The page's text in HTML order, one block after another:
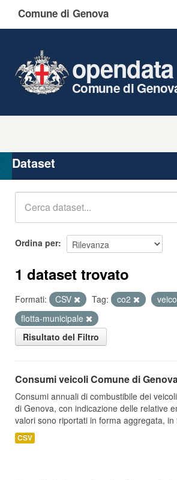
Comune di Genova
opendata
Comune di
Organizzazioni
Gruppi
Dataset
Ordina per
1 dataset trovato
Formati: CSV Tag: co2
flotta-municipale
Risultato del Filtro
Consumi veicoli Comune di
Consumi annuali di combustibile dei
di Genova, con indicazione delle relative
valori sono riportati in forma aggregata, in
CSV